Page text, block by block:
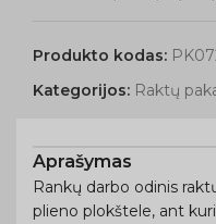
Produkto kodas:
Kategorijos: Raktų
Aprašymas
Rankų darbo odinis
plieno plokštele, ant